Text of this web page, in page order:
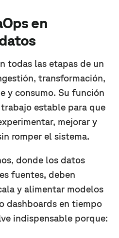
en
todas las etapas de un
transformación,
y consumo. Su función
estable para que
mejorar y
romper el sistema.
donde los datos
fuentes, deben
y alimentar modelos
dashboards en tiempo
indispensable porque: